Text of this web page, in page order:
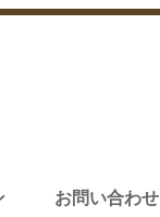
お問い合わせ